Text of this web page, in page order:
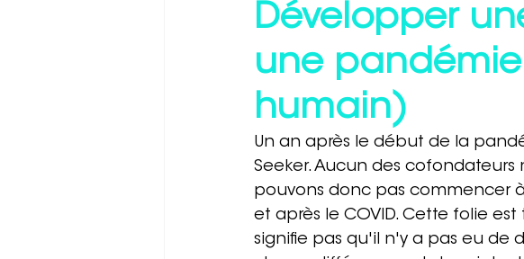
Développer
une
humain)
Un an après le début de la
Seeker. Aucun des
pouvons donc pas commencer
et après le COVID. Cette folie
signifie pas qu'il n'y a pas eu de